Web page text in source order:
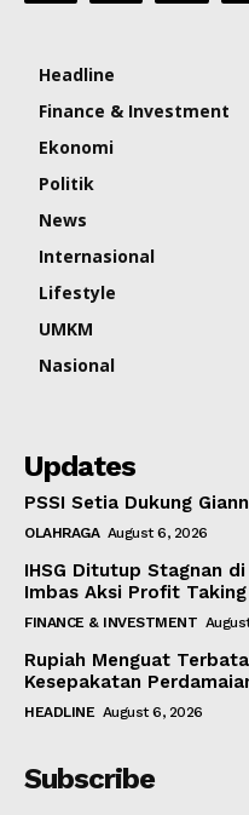
Headline
Finance & Investment
Ekonomi
Politik
News
Internasional
Lifestyle
UMKM
Nasional
Updates
PSSI Setia Dukung
OLAHRAGA August 6, 2026
IHSG Ditutup Stagnan
Imbas Aksi Profit Taking
FINANCE & INVESTMENT
Rupiah Menguat
Kesepakatan
HEADLINE August 6, 2026
Subscribe